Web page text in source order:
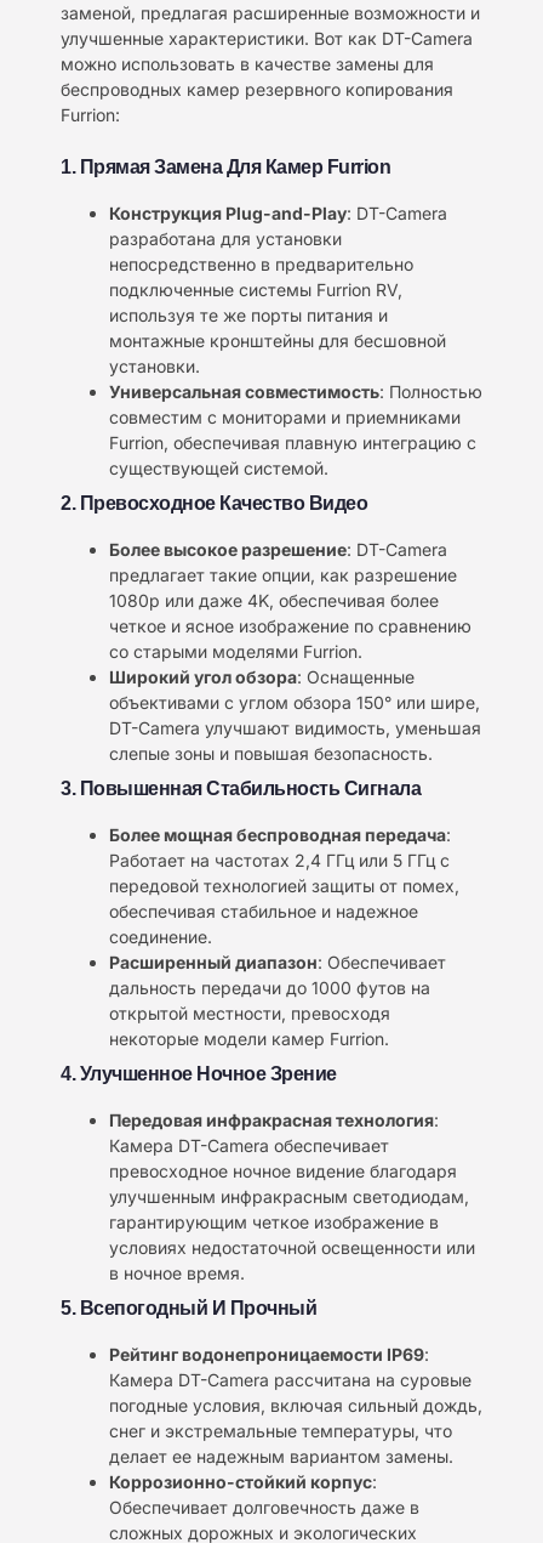
заменой, предлагая расширенные возможности и
улучшенные характеристики. Вот как DT-Camera
можно использовать в качестве замены для
беспроводных камер резервного копирования
Furrion:
1. Прямая Замена Для Камер Furrion
Конструкция Plug-and-Play: DT-Camera
разработана для установки
непосредственно в предварительно
подключенные системы Furrion RV,
используя те же порты питания и
монтажные кронштейны для бесшовной
установки.
Универсальная совместимость: Полностью
совместим с мониторами и приемниками
Furrion, обеспечивая плавную интеграцию с
существующей системой.
2. Превосходное Качество Видео
Более высокое разрешение: DT-Camera
предлагает такие опции, как разрешение
1080p или даже 4K, обеспечивая более
четкое и ясное изображение по сравнению
со старыми моделями Furrion.
Широкий угол обзора: Оснащенные
объективами с углом обзора 150° или шире,
DT-Camera улучшают видимость, уменьшая
слепые зоны и повышая безопасность.
3. Повышенная Стабильность Сигнала
Более мощная беспроводная передача:
Работает на частотах 2,4 ГГц или 5 ГГц с
передовой технологией защиты от помех,
обеспечивая стабильное и надежное
соединение.
Расширенный диапазон: Обеспечивает
дальность передачи до 1000 футов на
открытой местности, превосходя
некоторые модели камер Furrion.
4. Улучшенное Ночное Зрение
Передовая инфракрасная технология:
Камера DT-Camera обеспечивает
превосходное ночное видение благодаря
улучшенным инфракрасным светодиодам,
гарантирующим четкое изображение в
условиях недостаточной освещенности или
в ночное время.
5. Всепогодный И Прочный
Рейтинг водонепроницаемости IP69:
Камера DT-Camera рассчитана на суровые
погодные условия, включая сильный дождь,
снег и экстремальные температуры, что
делает ее надежным вариантом замены.
Коррозионно-стойкий корпус:
Обеспечивает долговечность даже в
сложных дорожных и экологических